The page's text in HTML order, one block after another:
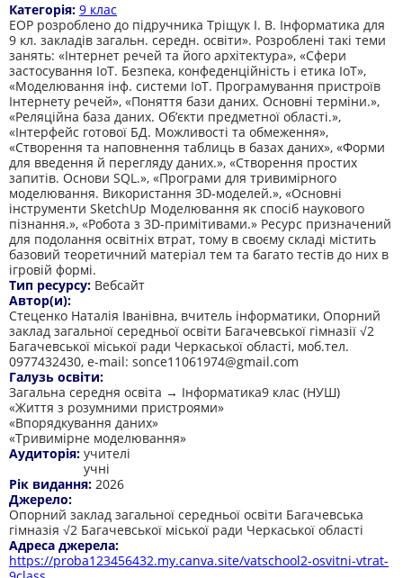
Категорія: 9 клас
ЕОР розроблено до підручника Тріщук І. В. Інформатика для
9 кл. закладів загальн. середн. освіти». Розроблені такі теми
занять: «Інтернет речей та його архітектура», «Сфери
застосування ІоТ. Безпека, конфеденційність і етика ІоТ»,
«Моделювання інф. системи IoT. Програмування пристроїв
Інтернету речей», «Поняття бази даних. Основні терміни.»,
«Реляційна база даних. Об’єкти предметної області.»,
«Інтерфейс готової БД. Можливості та обмеження»,
«Створення та наповнення таблиць в базах даних», «Форми
для введення й перегляду даних.», «Створення простих
запитів. Основи SQL.», «Програми для тривимірного
моделювання. Використання 3D-моделей.», «Основні
інструменти SketchUp Моделювання як спосіб наукового
пізнання.», «Робота з 3D-примітивами.» Ресурс призначений
для подолання освітніх втрат, тому в своєму складі містить
базовий теоретичний матеріал тем та багато тестів до них в
ігровій формі.
Тип ресурсу: Вебсайт
Автор(и):
Стеценко Наталія Іванівна, вчитель інформатики, Опорний
заклад загальної середньої освіти Багачевської гімназії √2
Багачевської міської ради Черкаської області, моб.тел.
0977432430, e-mail: sonce11061974@gmail.com
Галузь освіти:
Загальна середня освіта → Інформатика9 клас (НУШ)
«Життя з розумними пристроями»
«Впорядкування даних»
«Тривимірне моделювання»
Аудиторія: учителі
учні
Рік видання: 2026
Джерело:
Опорний заклад загальної середньої освіти Багачевська
гімназія √2 Багачевської міської ради Черкаської області
Адреса джерела:
https://proba123456432.my.canva.site/vatschool2-osvitni-vtrat-